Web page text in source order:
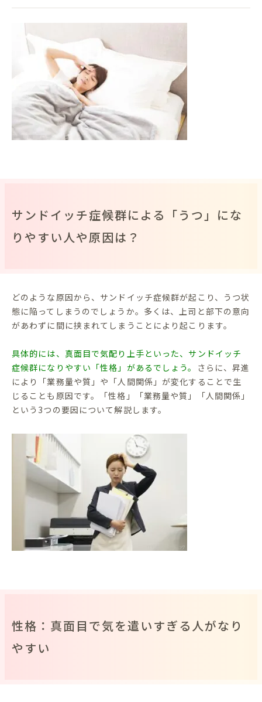
サンドイッチ症候群による「うつ」にな
りやすい人や原因は？
どのような原因から、サンドイッチ症候群が起こり、うつ状
態に陥ってしまうのでしょうか。多くは、上司と部下の意向
があわずに間に挟まれてしまうことにより起こります。
具体的には、真面目で気配り上手といった、サンドイッチ
症候群になりやすい「性格」があるでしょう。
さらに、昇進
により「業務量や質」や「人間関係」が変化することで生
じることも原因です。「性格」「業務量や質」「人間関係」
という3つの要因について解説します。
性格：真面目で気を遣いすぎる人がなり
やすい